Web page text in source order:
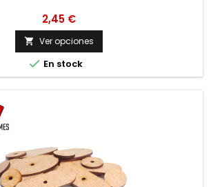
2,45 €
 Ver opciones
 En stock